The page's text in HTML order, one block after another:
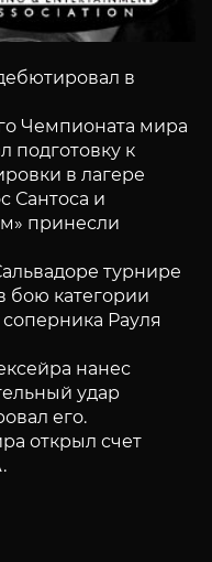
в
Чемпионата мира
подготовку к
в лагере
Сантоса и
принесли
турнире
бою категории
Рауля
нанес
удар
его.
открыл счет